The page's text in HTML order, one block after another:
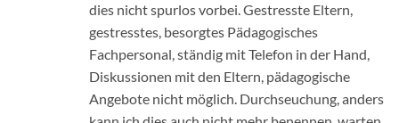
dies nicht spurlos vorbei. Gestresste Eltern,
gestresstes, besorgtes Pädagogisches
Fachpersonal, ständig mit Telefon in der Hand,
Diskussionen mit den Eltern, pädagogische
Angebote nicht möglich. Durchseuchung, anders